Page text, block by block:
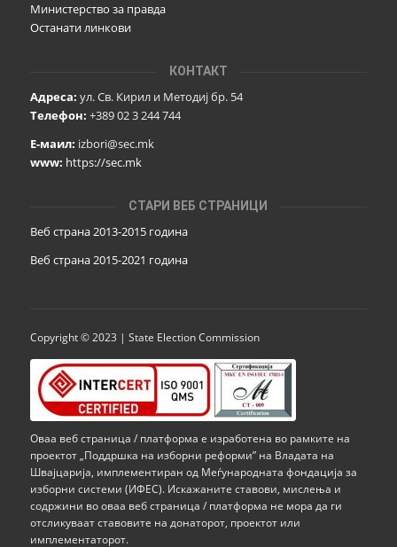
Министерство за правда
Останати линкови
КОНТАКТ
Адреса: ул. Св. Кирил и Методиј бр. 54
Телефон: +389 02 3 244 744
Е-маил: izbori@sec.mk
www: https://sec.mk
СТАРИ ВЕБ СТРАНИЦИ
Веб страна 2013-2015 година
Веб страна 2015-2021 година
Copyright © 2023 | State Election Commission
Оваа веб страница / платформа е изработена во рамките на
проектот „Поддршка на изборни реформи” на Владата на
Швајцарија, имплементиран од Меѓународната фондација за
изборни системи (ИФЕС). Искажаните ставови, мислења и
содржини во оваа веб страница / платформа не мора да ги
отсликуваат ставовите на донаторот, проектот или
имплементаторот.